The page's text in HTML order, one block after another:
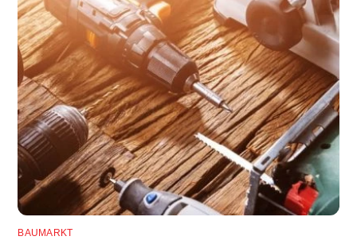
BAUMARKT